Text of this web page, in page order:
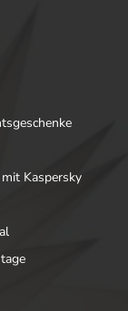
Kaspersky